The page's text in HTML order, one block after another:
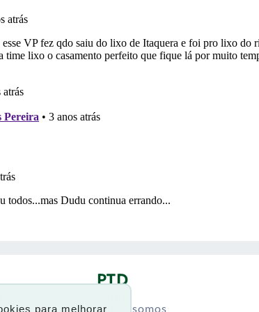
para melhorar
PTD
Quem somos